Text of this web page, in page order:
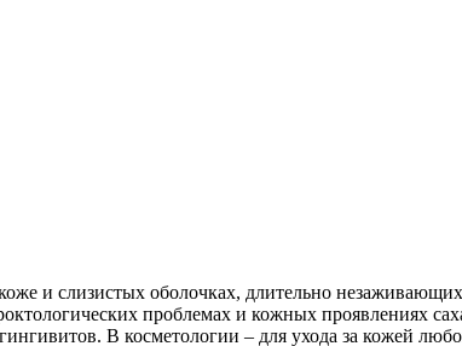
и слизистых оболочках, длительно
проблемах и кожных проявлениях
В косметологии – для ухода за кожей